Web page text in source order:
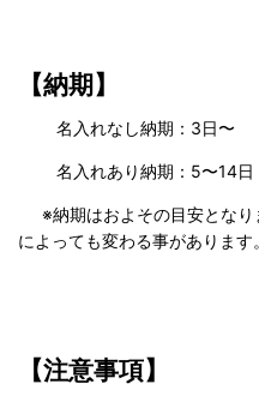
【納期】
名入れなし納期：3日〜
名入れあり納期：5〜14日
※納期はおよその目安となり
によっても変わる事があります。
【注意事項】